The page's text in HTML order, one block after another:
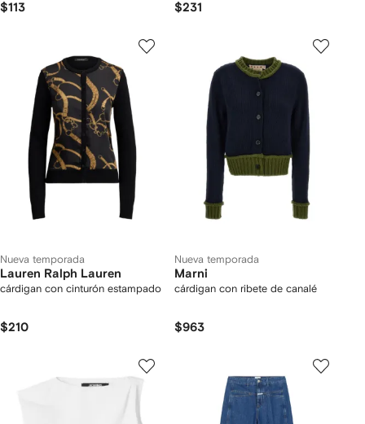
$113 $231
Nueva temporada
Lauren Ralph Lauren
cárdigan con cinturón estampado
$210
Nueva temporada
Marni
cárdigan con ribete de canalé
$963